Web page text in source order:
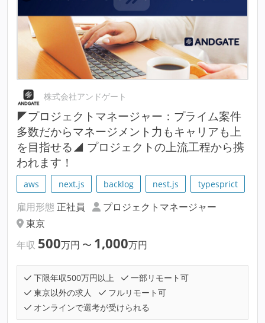
株式会社アンドゲート
◤プロジェクトマネージャー：プライム案件
多数だからマネージメント力もキャリアも上
を目指せる◢ プロジェクトの上流工程から携
われます！
aws next.js backlog nest.js typesprict
雇用形態 正社員
プロジェクトマネージャー
東京
年収 500万円 〜 1,000万円
下限年収500万円以上
一部リモート可
東京以外の求人
フルリモート可
オンラインで選考が受けられる